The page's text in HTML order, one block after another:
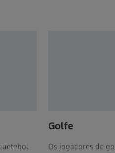
Golfe
Os jogadores de